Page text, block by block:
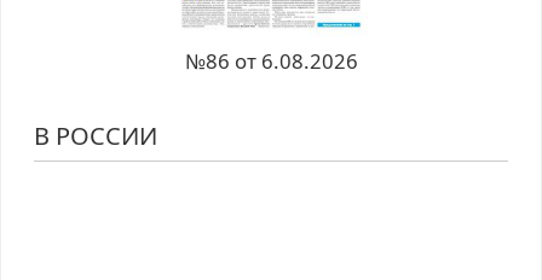
№86 от 6.08.2026
В РОССИИ